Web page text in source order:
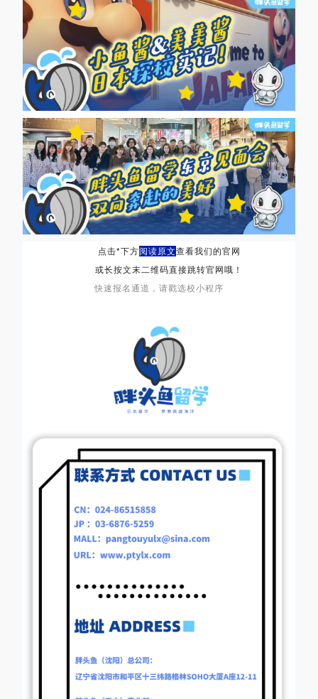
点击*下方阅读原文查看我们的官网
或长按文末二维码直接跳转官网哦！
快速报名通道，请戳选校小程序